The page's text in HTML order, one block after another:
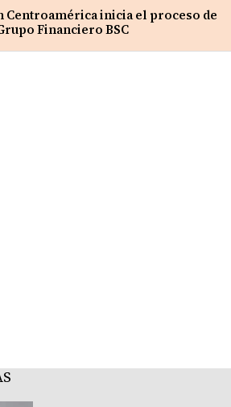
Centroamérica inicia el proceso de
Financiero BSC